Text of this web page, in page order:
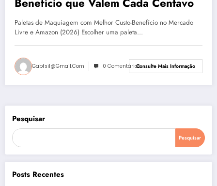
Paletas de Maquiagem com Melhor Custo-Benefício no Mercado
Livre e Amazon (2026) Escolher uma paleta…
Gabfsil@gmail.com 0 ComentáriosConsulte Mais Informação
Pesquisar
Pesquisar
Posts Recentes